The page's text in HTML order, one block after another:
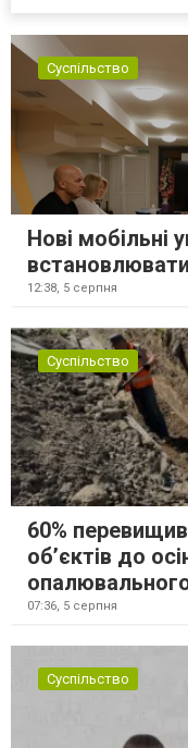
Суспільство
Нові мобільні
12:38, 5 серпня
Суспільство
60% перевищив
об’єктів до
07:36, 5 серпня
Суспільство